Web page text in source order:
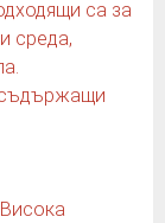
са за
среда,
съдържащи